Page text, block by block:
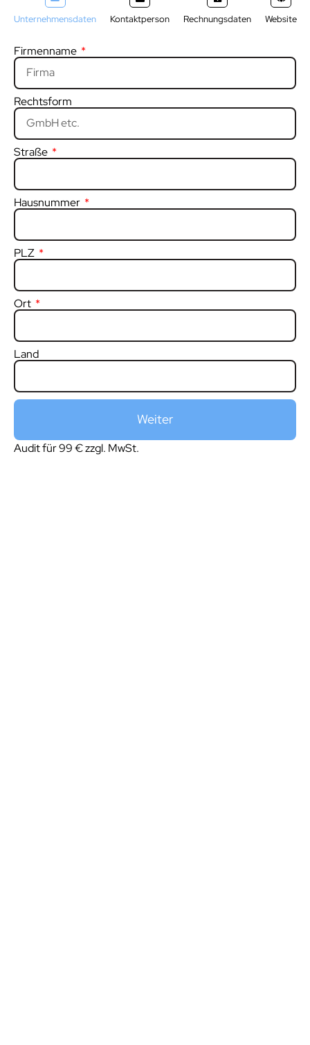
Unternehmensdaten Kontaktperson Rechnungsdaten Website
Firmenname
Rechtsform
Straße
Hausnummer
PLZ
Ort
Land
Weiter
Audit für 99 € zzgl. MwSt.